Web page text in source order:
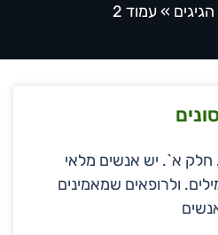
הגיגים »עמוד 2
חלק א`. יש אנשים מלאי
ולרופאים שמאמינים